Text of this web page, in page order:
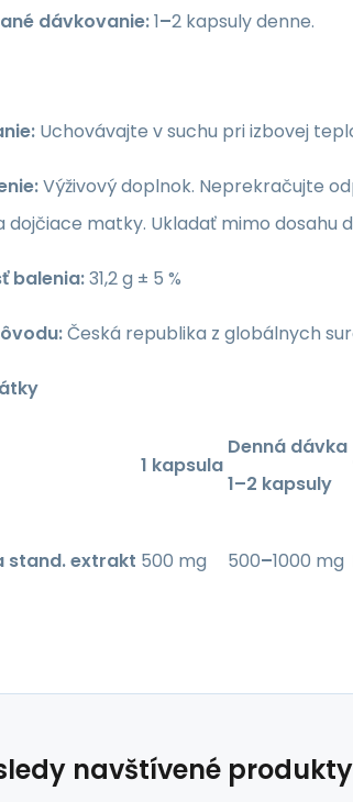
dávkovanie:1–2 kapsuly denne.
Uchovávajte v suchu pri izbovej
Výživový doplnok. Neprekračujte
dojčiace matky. Ukladať mimo dosahu
balenia:31,2 g ± 5 %
Česká republika z globálnych
1 kapsula
Denná dávka
1–2 kapsuly
stand. extrakt 500 mg 500–1000 mg
navštívené produkty